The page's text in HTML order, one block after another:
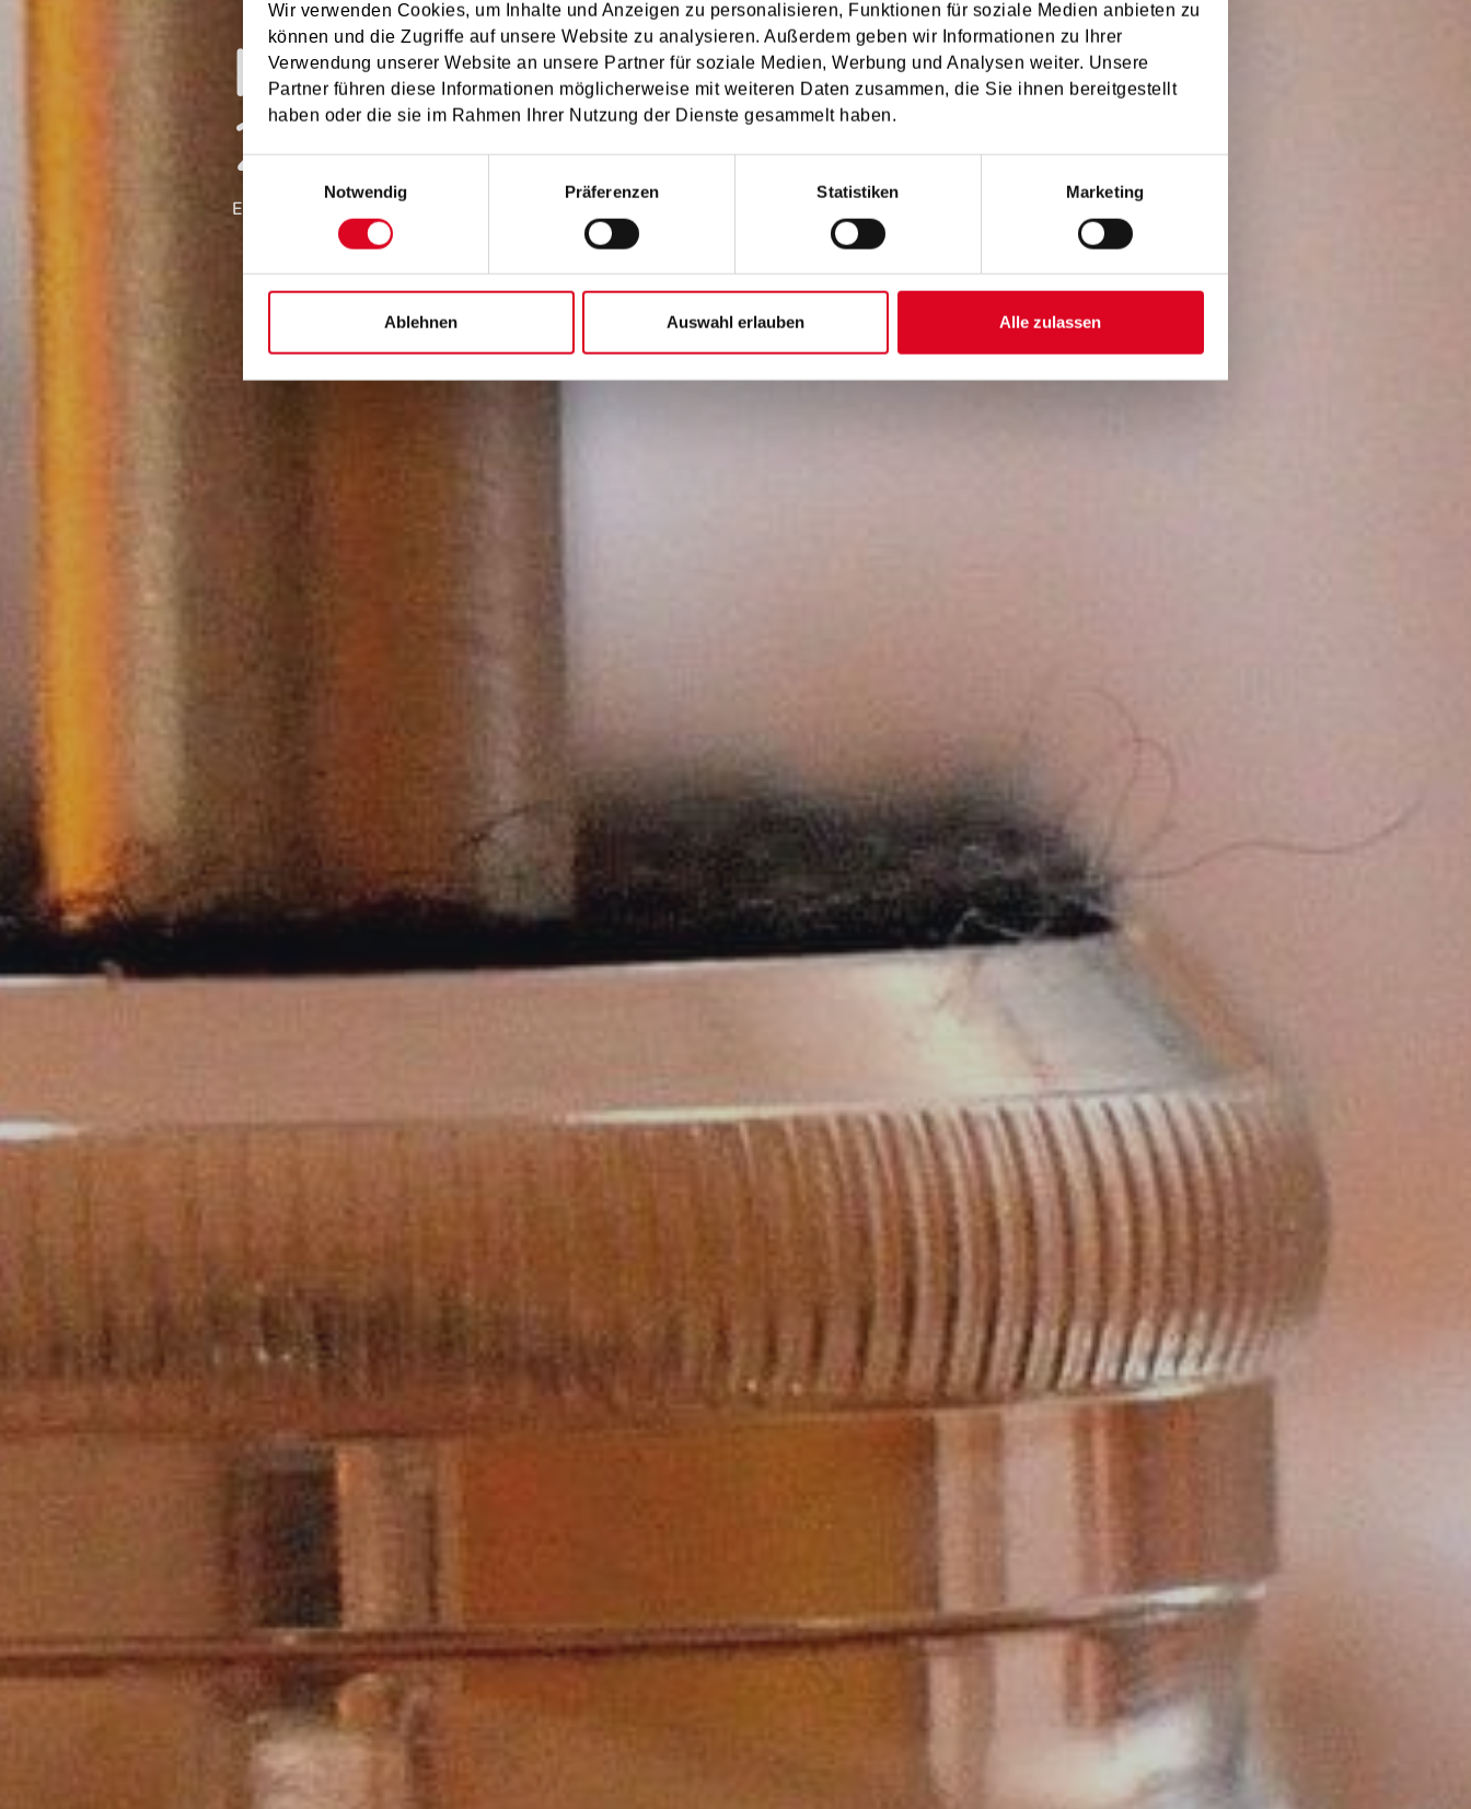
Wir verwenden Cookies, um Inhalte und Anzeigen zu personalisieren, Funktionen für soziale Medien anbieten zu
können und die Zugriffe auf unsere Website zu analysieren. Außerdem geben wir Informationen zu Ihrer
Verwendung unserer Website an unsere Partner für soziale Medien, Werbung und Analysen weiter. Unsere
Partner führen diese Informationen möglicherweise mit weiteren Daten zusammen, die Sie ihnen bereitgestellt
haben oder die sie im Rahmen Ihrer Nutzung der Dienste gesammelt haben.
Einwilligungsauswahl
Notwendig
Präferenzen Statistiken Marketing
Ablehnen Auswahl erlauben Alle zulassen
prima la musica Ergebnisse
2026
ERGEBNISSE SALZBURG STADT